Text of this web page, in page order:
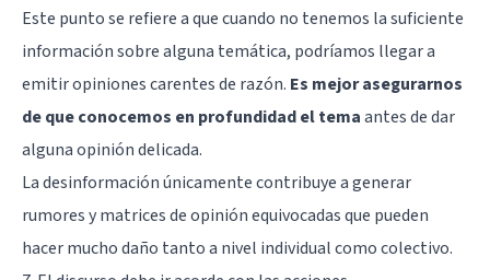
Este punto se refiere a que cuando no tenemos la suficiente
información sobre alguna temática, podríamos llegar a
emitir opiniones carentes de razón. Es mejor asegurarnos
de que conocemos en profundidad el temaantes de dar
alguna opinión delicada.
La desinformación únicamente contribuye a generar
rumores y matrices de opinión equivocadas que pueden
hacer mucho daño tanto a nivel individual como colectivo.